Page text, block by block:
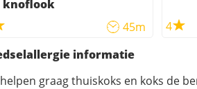
knoflook
45m 4
informatie
graag thuiskoks en koks de